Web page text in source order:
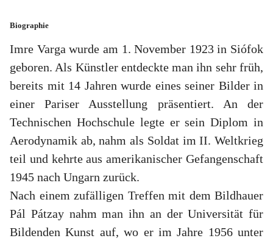
Biographie
Imre Varga wurde am 1. November 1923 in Siófok
geboren. Als Künstler entdeckte man ihn sehr früh,
bereits mit 14 Jahren wurde eines seiner Bilder in
einer Pariser Ausstellung präsentiert. An der
Technischen Hochschule legte er sein Diplom in
Aerodynamik ab, nahm als Soldat im II. Weltkrieg
teil und kehrte aus amerikanischer Gefangenschaft
1945 nach Ungarn zurück.
Nach einem zufälligen Treffen mit dem Bildhauer
Pál Pátzay nahm man ihn an der Universität für
Bildenden Kunst auf, wo er im Jahre 1956 unter